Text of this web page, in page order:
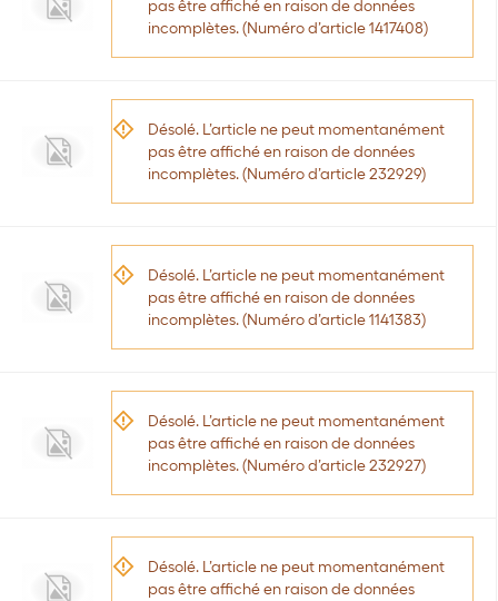
pas être affiché en raison de données
incomplètes. (Numéro d’article 1417408)
Désolé. L’article ne peut momentanément
pas être affiché en raison de données
incomplètes. (Numéro d’article 232929)
Désolé. L’article ne peut momentanément
pas être affiché en raison de données
incomplètes. (Numéro d’article 1141383)
Désolé. L’article ne peut momentanément
pas être affiché en raison de données
incomplètes. (Numéro d’article 232927)
Désolé. L’article ne peut momentanément
pas être affiché en raison de données